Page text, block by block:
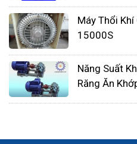
cầu sử dụng và các
phẩm phù hợp và tương
Máy Thổi
15000S
Năng Suất
Răng Ăn